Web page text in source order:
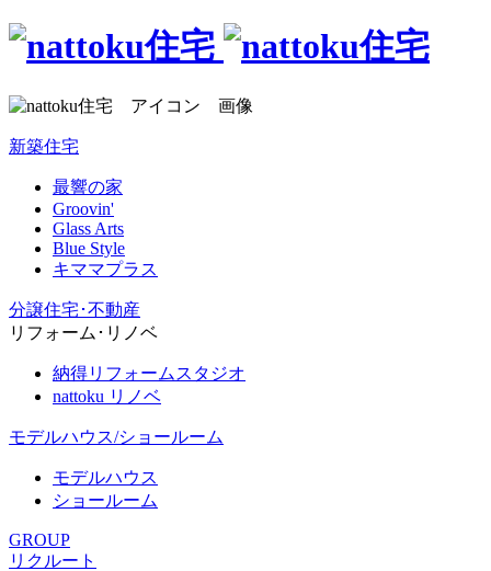
新築住宅
最響の家
Groovin'
Glass Arts
Blue Style
キママプラス
分譲住宅･不動産
リフォーム･リノベ
納得リフォームスタジオ
nattoku リノベ
モデルハウス/ショールーム
モデルハウス
ショールーム
GROUP
リクルート